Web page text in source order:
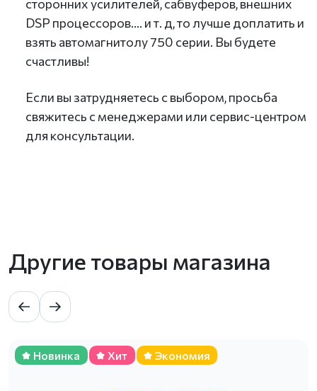
сторонних усилителей, сабвуферов, внешних
DSP процессоров.... и т. д, то лучше доплатить и
взять автомагнитолу 750 серии. Вы будете
счастливы!
Если вы затрудняетесь с выбором, просьба
свяжитесь с менеджерами или сервис-центром
для консультации.
Другие товары магазина
Новинка Хит Экономия